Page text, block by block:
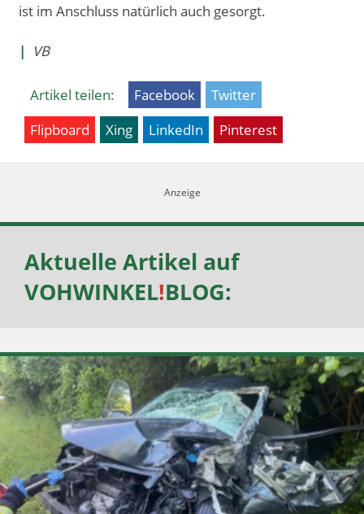
ist im Anschluss natürlich auch gesorgt.
| VB
Artikel teilen: Facebook
Twitter
Flipboard
Xing LinkedIn Pinterest
Aktuelle Artikel auf
VOHWINKEL!BLOG: